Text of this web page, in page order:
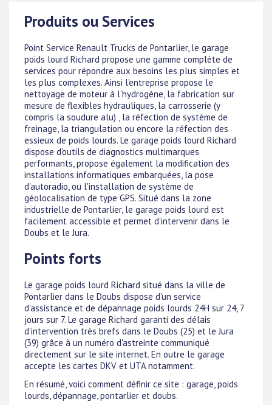
Produits ou Services
Point Service Renault Trucks de Pontarlier, le garage
poids lourd Richard propose une gamme complète de
services pour répondre aux besoins les plus simples et
les plus complexes. Ainsi l'entreprise propose le
nettoyage de moteur à l'hydrogène, la fabrication sur
mesure de flexibles hydrauliques, la carrosserie (y
compris la soudure alu) , la réfection de système de
freinage, la triangulation ou encore la réfection des
essieux de poids lourds. Le garage poids lourd Richard
dispose d'outils de diagnostics multimarques
performants, propose également la modification des
installations informatiques embarquées, la pose
d'autoradio, ou l'installation de système de
géolocalisation de type GPS. Situé dans la zone
industrielle de Pontarlier, le garage poids lourd est
facilement accessible et permet d'intervenir dans le
Doubs et le Jura.
Points forts
Le garage poids lourd Richard situé dans la ville de
Pontarlier dans le Doubs dispose d'un service
d'assistance et de dépannage poids lourds 24H sur 24, 7
jours sur 7. Le garage Richard garanti des délais
d'intervention très brefs dans le Doubs (25) et le Jura
(39) grâce à un numéro d'astreinte communiqué
directement sur le site internet. En outre le garage
accepte les cartes DKV et UTA notamment.
En résumé, voici comment définir ce site : garage, poids
lourds, dépannage, pontarlier et doubs.